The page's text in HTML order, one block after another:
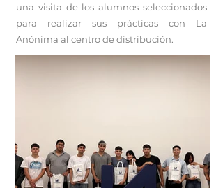
una visita de los alumnos seleccionados
para realizar sus prácticas con La
Anónima al centro de distribución.